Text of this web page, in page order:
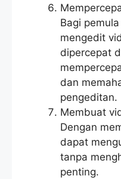
Bagi
mengedit
dipercepat
dan
pengeditan.
Membuat
Dengan
dapat
tanpa
penting.